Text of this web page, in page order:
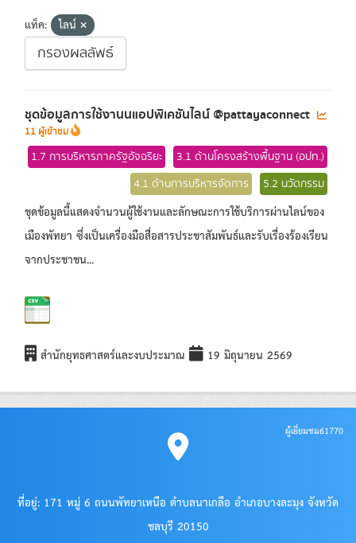
แท็ค: ไลน์
กรองผลลัพธ์
ชุดข้อมูลการใช้งานนแอปพิเคชันไลน์ @pattayaconnect
11 ผู้เข้าชม
1.7 การบริหารภาครัฐอัจฉริยะ
3.1 ด้านโครงสร้างพื้นฐาน (อปท.)
4.1 ด้านการบริหารจัดการ
5.2 นวัตกรรม
ชุดข้อมูลนี้แสดงจำนวนผู้ใช้งานและลักษณะการใช้บริการผ่านไลน์ของ
เมืองพัทยา ซึ่งเป็นเครื่องมือสื่อสารประชาสัมพันธ์และรับเรื่องร้องเรียน
จากประชาชน...
สำนักยุทธศาสตร์และงบประมาณ 19 มิถุนายน 2569
ผู้เยี่ยมชม61770
ที่อยู่: 171 หมู่ 6 ถนนพัทยาเหนือ ตำบลนาเกลือ อำเภอบางละมุง จังหวัด
ชลบุรี 20150